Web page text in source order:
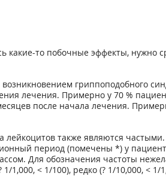
то побочные эффекты, нужно
гриппоподобного
лечения. Примерно у 70 %
после начала лечения.
также являются
период (помечены *) у
Для обозначения частоты
1,000, < 1/100), редко (? 1/10,000, < 1/